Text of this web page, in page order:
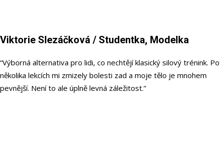
Viktorie Slezáčková / Studentka, Modelka
“Výborná alternativa pro lidi, co nechtějí klasický silový trénink. Po
několika lekcích mi zmizely bolesti zad a moje tělo je mnohem
pevnější. Není to ale úplně levná záležitost.”